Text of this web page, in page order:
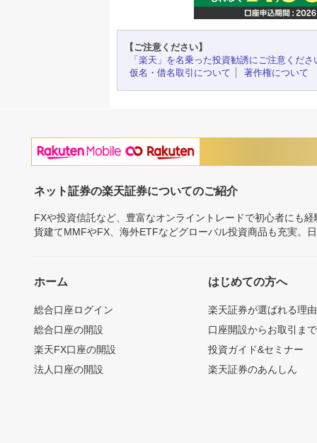
【ご注意ください】
「楽天」を名乗った投資勧誘にご注意くださ
仮名・借名取引について
著作権について
ネット証券の楽天証券についてのご紹介
FXや投資信託など、豊富なオンライントレードで初心者にも
貨建てMMFやFX、海外ETFなどグローバル投資商品も充実。
ホーム
総合口座ログイン
総合口座の開設
楽天FX口座の開設
法人口座の開設
はじめての方へ
楽天証券が選ばれる理由
口座開設からお取引ま
投資ガイド&セミナー
楽天証券のあんしん